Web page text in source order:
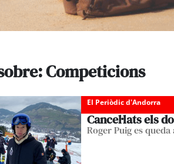
Competicions
El Periòdic d'Andorra
Cancel·lats els
Roger Puig es